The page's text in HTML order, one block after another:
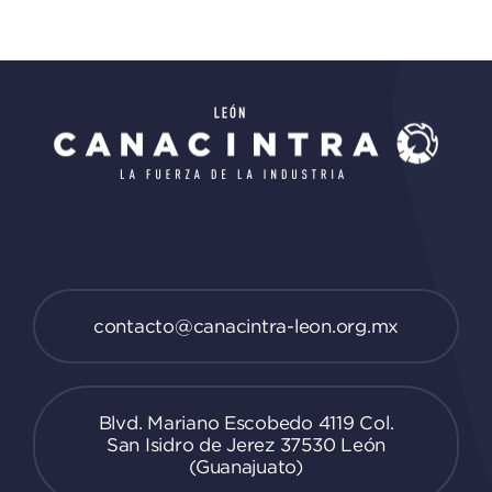
contacto@canacintra-leon.org.mx
Blvd. Mariano Escobedo 4119 Col.
San Isidro de Jerez 37530 León
(Guanajuato)